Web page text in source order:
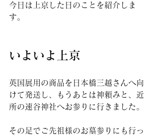
今日は上京した日のことを紹介しま
す。
いよいよ上京
英国展用の商品を日本橋三越さんへ向
けて発送し、もうあとは神頼みと、近
所の速谷神社へお参りに行きました。
その足でご先祖様のお墓参りにも行っ